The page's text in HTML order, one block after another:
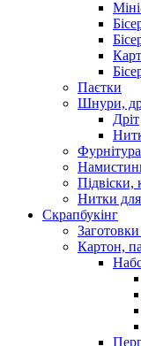
Паєтки
Шнури,
Дріт
Підвіски,
Нитки
Скрапбукінг
Картон,